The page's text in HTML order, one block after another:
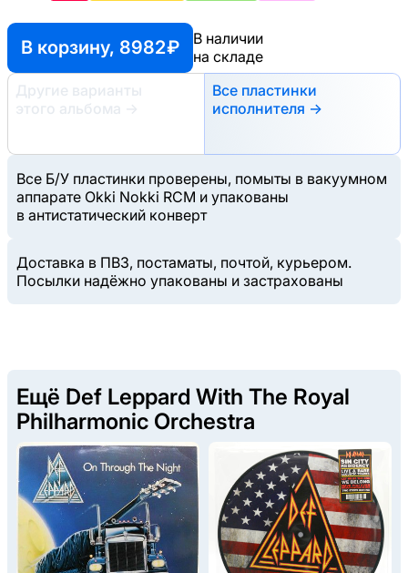
В корзину, 8982 ₽
В наличии
на складе
Другие варианты
этого альбома
→
Все пластинки
исполнителя →
Все Б/У пластинки проверены, помыты в вакуумном
аппарате Okki Nokki RCM и упакованы
в антистатический конверт
Доставка в ПВЗ, постаматы, почтой, курьером.
Посылки надёжно упакованы и застрахованы
Ещё Def Leppard With The Royal
Philharmonic Orchestra